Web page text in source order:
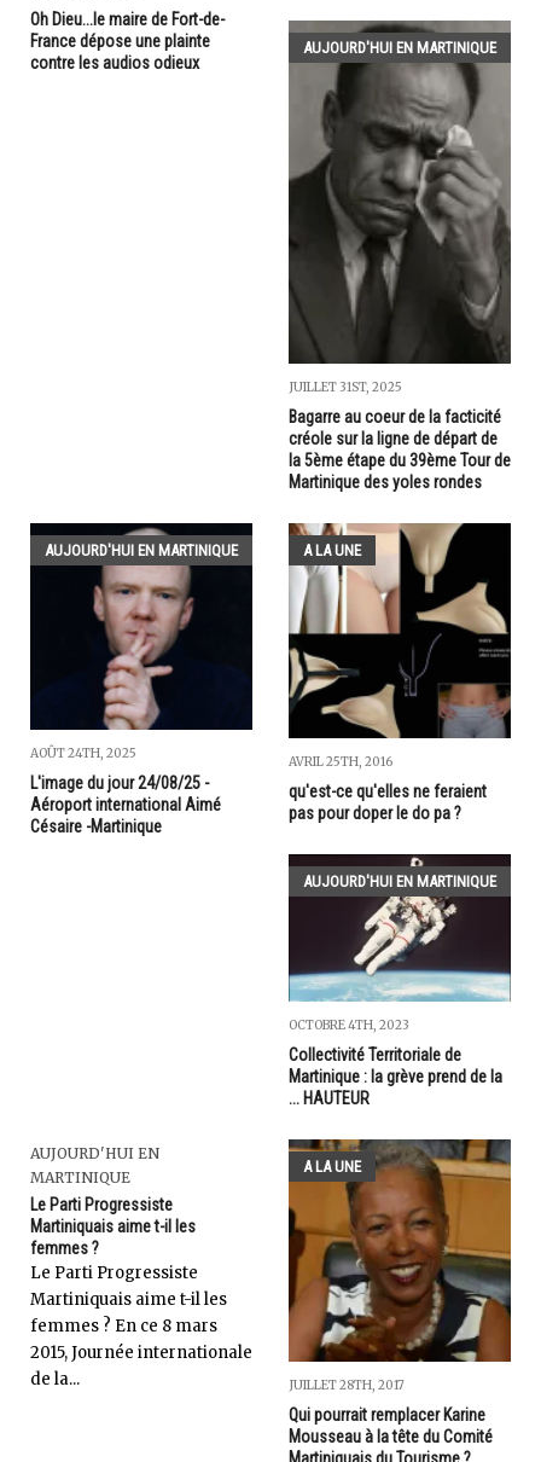
Oh Dieu...le maire de Fort-de-
France dépose une plainte
contre les audios odieux
AUJOURD'HUI EN MARTINIQUE
JUILLET 31ST, 2025
Bagarre au coeur de la facticité
créole sur la ligne de départ de
la 5ème étape du 39ème Tour de
Martinique des yoles rondes
AUJOURD'HUI EN MARTINIQUE
AOÛT 24TH, 2025
L'image du jour 24/08/25 -
Aéroport international Aimé
Césaire -Martinique
A LA UNE
AVRIL 25TH, 2016
qu'est-ce qu'elles ne feraient
pas pour doper le do pa ?
AUJOURD'HUI EN MARTINIQUE
OCTOBRE 4TH, 2023
Collectivité Territoriale de
Martinique : la grève prend de la
... HAUTEUR
AUJOURD'HUI EN
MARTINIQUE
Le Parti Progressiste
Martiniquais aime t-il les
femmes ?
Le Parti Progressiste
Martiniquais aime t-il les
femmes ? En ce 8 mars
2015, Journée internationale
de la...
A LA UNE
JUILLET 28TH, 2017
Qui pourrait remplacer Karine
Mousseau à la tête du Comité